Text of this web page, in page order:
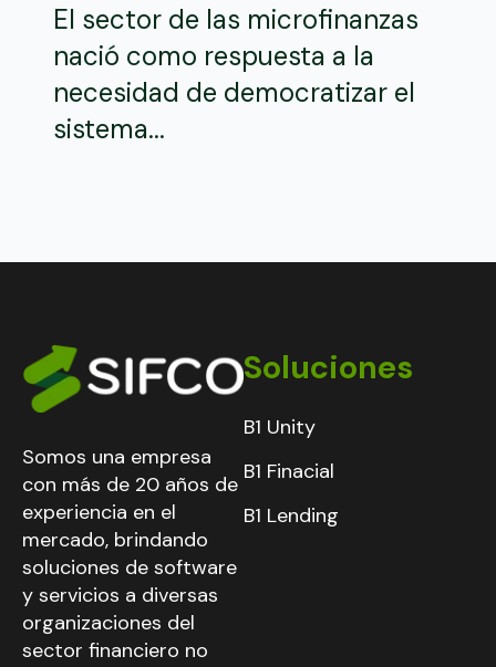
El sector de las microfinanzas
nació como respuesta a la
necesidad de democratizar el
sistema...
Somos una empresa
con más de 20 años de
experiencia en el
mercado, brindando
soluciones de software
y servicios a diversas
organizaciones del
sector financiero no
Soluciones
B1 Unity
B1 Finacial
B1 Lending